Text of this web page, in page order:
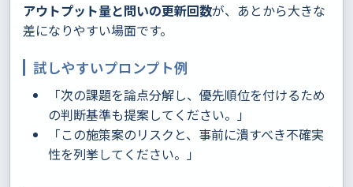
アウトプット量と問いの更新回数が、あとから大きな
差になりやすい場面です。
試しやすいプロンプト例
「次の課題を論点分解し、優先順位を付けるため
の判断基準も提案してください。」
「この施策案のリスクと、事前に潰すべき不確実
性を列挙してください。」